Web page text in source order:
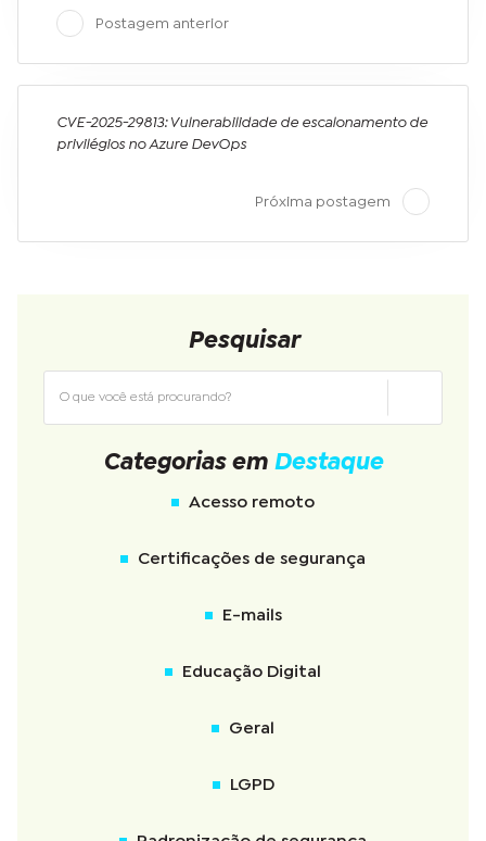
Postagem anterior
CVE-2025-29813: Vulnerabilidade de escalonamento de
privilégios no Azure DevOps
Próxima postagem
Pesquisar
Categorias em Destaque
Acesso remoto
Certificações de segurança
E-mails
Educação Digital
Geral
LGPD